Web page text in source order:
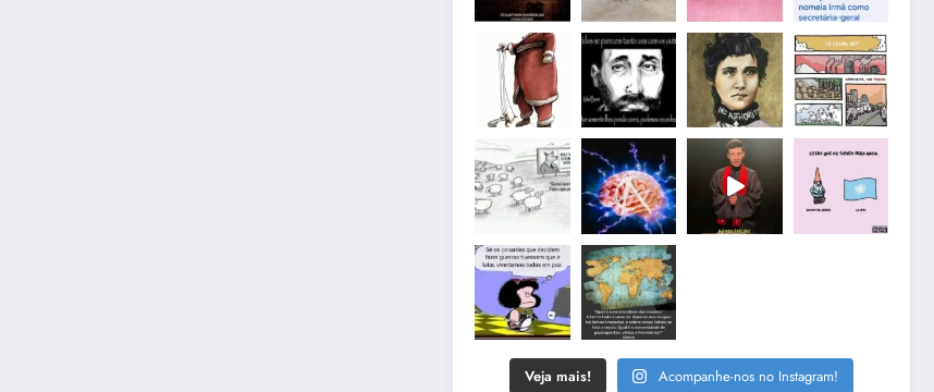
Veja mais! Acompanhe-nos no Instagram!